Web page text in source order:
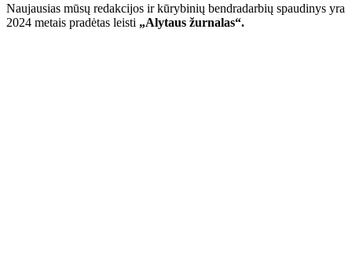
Naujausias mūsų redakcijos ir kūrybinių bendradarbių spaudinys yra
2024 metais pradėtas leisti „Alytaus žurnalas“.